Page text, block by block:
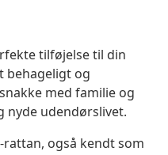
tilføjelse til din
behageligt og
med familie og
nyde udendørslivet.
også kendt som